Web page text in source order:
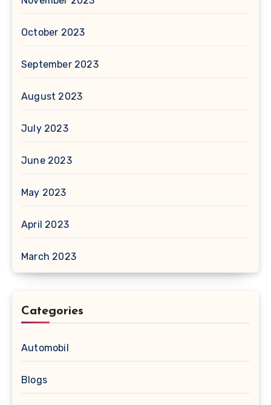
October 2023
September 2023
August 2023
July 2023
June 2023
May 2023
April 2023
March 2023
Categories
Automobil
Blogs